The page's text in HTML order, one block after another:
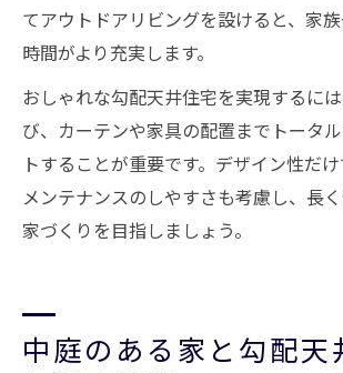
てアウトドアリビングを設けると、家
時間がより充実します。
おしゃれな勾配天井住宅を実現するに
び、カーテンや家具の配置までトータ
トすることが重要です。デザイン性だ
メンテナンスのしやすさも考慮し、長
家づくりを目指しましょう。
中庭のある家と勾配天